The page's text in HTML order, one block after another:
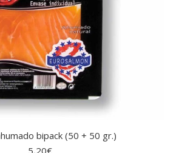
bipack (50 + 50 gr.)
5,20€